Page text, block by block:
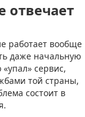
отвечает
работает вообще
даже начальную
сервис,
той страны,
состоит в